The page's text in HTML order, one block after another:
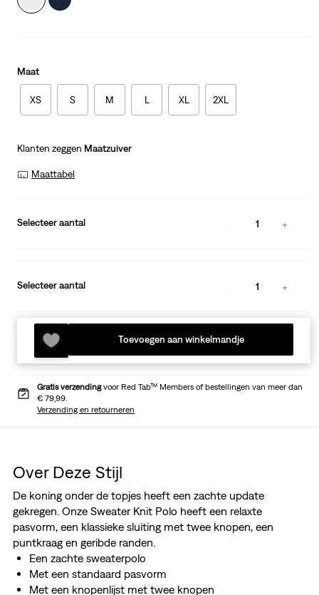
Maat
XS S M L XL 2XL
Klanten zeggen Maatzuiver
Maattabel
Selecteer aantal 1
Selecteer aantal 1
Toevoegen aan winkelmandje
Gratis verzendingvoor Red Tab™ Members of bestellingen van meer dan
€ 79,99.
Verzending en retourneren
Over Deze Stijl
De koning onder de topjes heeft een zachte update
gekregen. Onze Sweater Knit Polo heeft een relaxte
pasvorm, een klassieke sluiting met twee knopen, een
puntkraag en geribde randen.
Een zachte sweaterpolo
Met een standaard pasvorm
Met een knopenlijst met twee knopen